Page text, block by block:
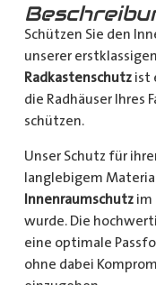
Schützen Sie den
unserer erstklassigen
Radkastenschutzist
die Radhäuser Ihres
schützen.
Unser Schutz für
langlebigem
Innenraumschutzim
wurde. Die
eine optimale
ohne dabei